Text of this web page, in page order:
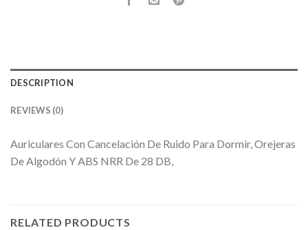
DESCRIPTION
REVIEWS (0)
Auriculares Con Cancelación De Ruido Para Dormir, Orejeras
De Algodón Y ABS NRR De 28 DB,
RELATED PRODUCTS